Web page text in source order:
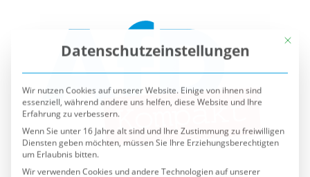
Datenschutzeinstellungen
Wir nutzen Cookies auf unserer Website. Einige von ihnen sind
Erfahrung zu verbessern.
Wenn Sie unter 16 Jahre alt sind und Ihre Zustimmung zu freiwilligen
um Erlaubnis bitten.
Wir verwenden Cookies und andere Technologien auf unserer